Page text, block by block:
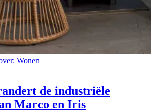
Wonen
de industriële
Marco en Iris